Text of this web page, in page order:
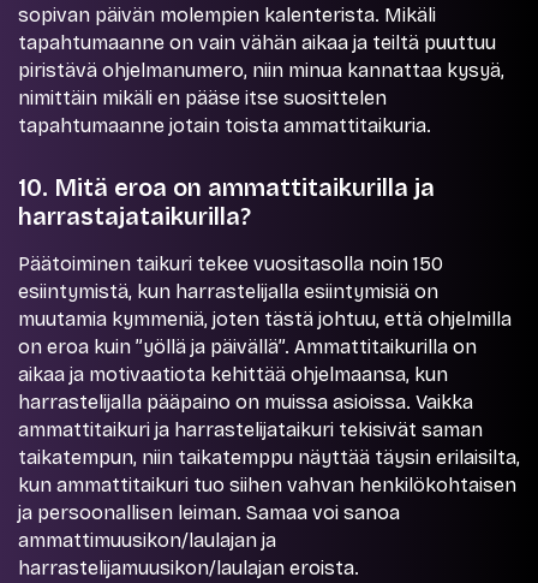
sopivan päivän molempien kalenterista. Mikäli
tapahtumaanne on vain vähän aikaa ja teiltä puuttuu
piristävä ohjelmanumero, niin minua kannattaa kysyä,
nimittäin mikäli en pääse itse suosittelen
tapahtumaanne jotain toista ammattitaikuria.
10. Mitä eroa on ammattitaikurilla ja
harrastajataikurilla?
Päätoiminen taikuri tekee vuositasolla noin 150
esiintymistä, kun harrastelijalla esiintymisiä on
muutamia kymmeniä, joten tästä johtuu, että ohjelmilla
on eroa kuin ”yöllä ja päivällä”. Ammattitaikurilla on
aikaa ja motivaatiota kehittää ohjelmaansa, kun
harrastelijalla pääpaino on muissa asioissa. Vaikka
ammattitaikuri ja harrastelijataikuri tekisivät saman
taikatempun, niin taikatemppu näyttää täysin erilaisilta,
kun ammattitaikuri tuo siihen vahvan henkilökohtaisen
ja persoonallisen leiman. Samaa voi sanoa
ammattimuusikon/laulajan ja
harrastelijamuusikon/laulajan eroista.